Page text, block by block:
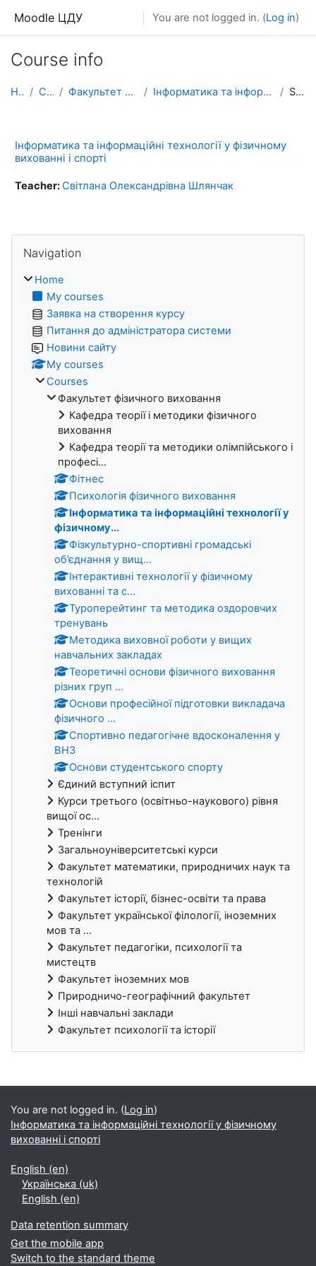
Moodle ЦДУ You are not logged in. (Log in)
Course info
Home Courses Факультет фізичного виховання Інформатика та інформаційні технології у фізичному... Summary
Інформатика та інформаційні технології у фізичному
вихованні і спорті
Teacher:Світлана Олександрівна Шлянчак
Blocks
Navigation
Home
My courses
Заявка на створення курсу
Питання до адміністратора системи
Новини сайту
My courses
Courses
Факультет фізичного виховання
Кафедра теорії і методики фізичного
виховання
Кафедра теорії та методики олімпійського і
професі...
Фітнес
Психологія фізичного виховання
Інформатика та інформаційні технології у
фізичному...
Фізкультурно-спортивні громадські
об’єднання у вищ...
Інтерактивні технології у фізичному
вихованні та с...
Туроперейтинг та методика оздоровчих
тренувань
Методика виховної роботи у вищих
навчальних закладах
Теоретичні основи фізичного виховання
різних груп ...
Основи професійної підготовки викладача
фізичного ...
Спортивно педагогічне вдосконалення у
ВНЗ
Основи студентського спорту
Єдиний вступний іспит
Курси третього (освітньо-наукового) рівня
вищої ос...
Тренінги
Загальноуніверситетські курси
Факультет математики, природничих наук та
технологій
Факультет історії, бізнес-освіти та права
Факультет української філології, іноземних
мов та ...
Факультет педагогіки, психології та
мистецтв
Факультет іноземних мов
Природничо-географічний факультет
Інші навчальні заклади
Факультет психології та історії
Blocks
You are not logged in. (Log in)
Інформатика та інформаційні технології у фізичному
вихованні і спорті
English ‎(en)‎
Українська ‎(uk)‎
English ‎(en)‎
Data retention summary
Get the mobile app
Switch to the standard theme